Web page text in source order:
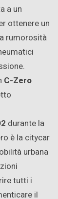
a un
ottenere un
rumorosità
C-Zero
durante la
è la citycar
urbana
tutti i
il